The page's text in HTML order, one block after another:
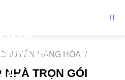
HÀNG HÓA /
NHÀ TRỌN GÓI